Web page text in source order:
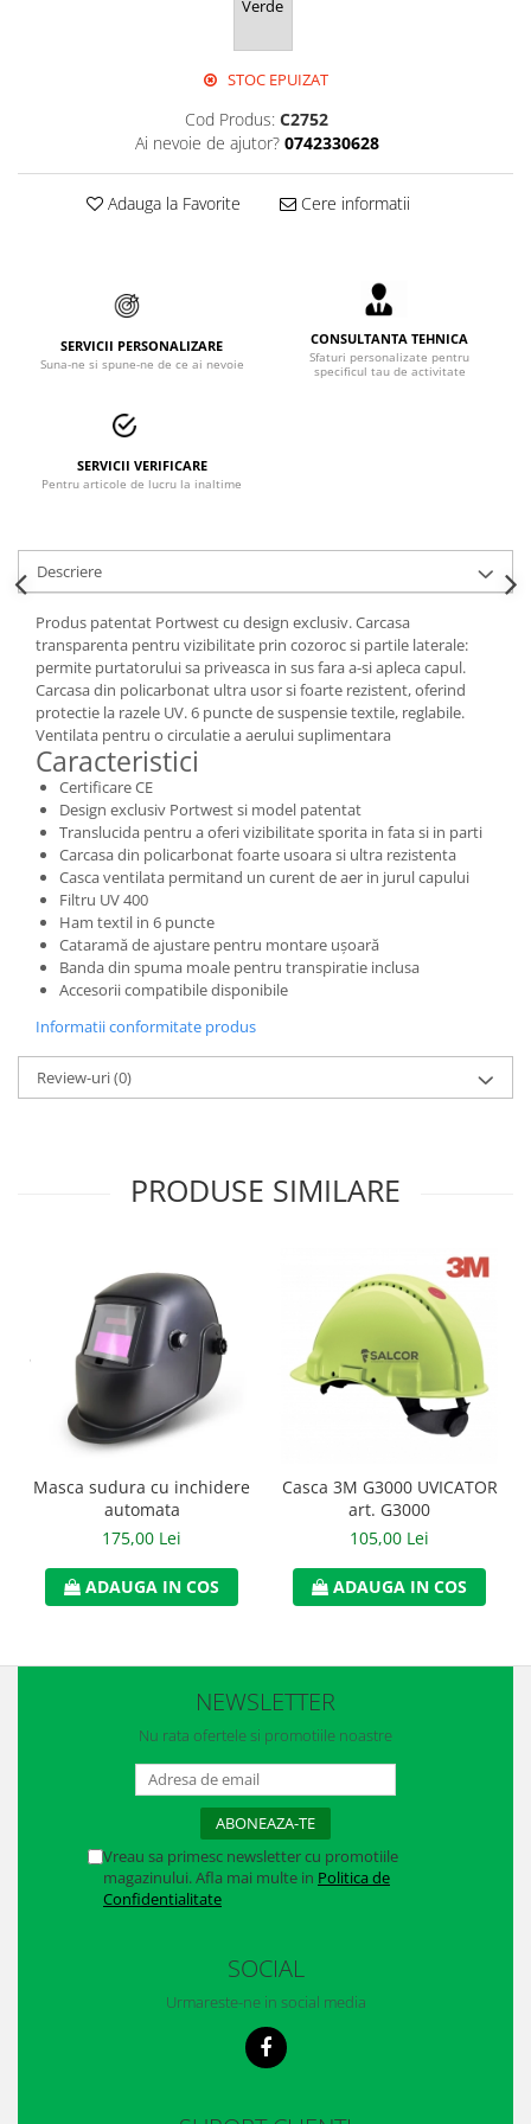
Mijloace de legatura
Puncte de ancorare
Pantofi de protectie
Sandale de protectie
Accesorii
Cizme de protectie
Incaltaminte alba de protectie
Incaltaminte ESD
Pantofi fara protectie
Protectie chimica
Saboti
Manusi
Manecute
Manusi fibre speciale
Manusi fibre speciale impregnate
Manusi latex
Manusi neopren
Manusi tricot impregnat
Manusi zale
Outdoor
Imbracaminte Outdoor
Incaltaminte Outdoor
Curatenie si igiena
Protectia capului
Casti
Protectie auditiva
Verde
STOC EPUIZAT
Cod Produs: C2752
Ai nevoie de ajutor? 0742330628
Adauga la Favorite Cere informatii
SERVICII PERSONALIZARE
Suna-ne si spune-ne de ce ai nevoie
CONSULTANTA TEHNICA
Sfaturi personalizate pentru
specificul tau de activitate
SERVICII VERIFICARE
Pentru articole de lucru la inaltime
Descriere
Produs patentat Portwest cu design exclusiv. Carcasa
transparenta pentru vizibilitate prin cozoroc si partile laterale:
permite purtatorului sa priveasca in sus fara a-si apleca capul.
Carcasa din policarbonat ultra usor si foarte rezistent, oferind
protectie la razele UV. 6 puncte de suspensie textile, reglabile.
Ventilata pentru o circulatie a aerului suplimentara
Caracteristici
Certificare CE
Design exclusiv Portwest si model patentat
Translucida pentru a oferi vizibilitate sporita in fata si in parti
Carcasa din policarbonat foarte usoara si ultra rezistenta
Casca ventilata permitand un curent de aer in jurul capului
Filtru UV 400
Ham textil in 6 puncte
Cataramă de ajustare pentru montare ușoară
Banda din spuma moale pentru transpiratie inclusa
Accesorii compatibile disponibile
Informatii conformitate produs
Review-uri(0)
PRODUSE SIMILARE
Masca sudura cu inchidere
automata
175,00 Lei
ADAUGA IN COS
Casca 3M G3000 UVICATOR
art. G3000
105,00 Lei
ADAUGA IN COS
NEWSLETTER
Nu rata ofertele si promotiile noastre
Vreau sa primesc newsletter cu promotiile
magazinului. Afla mai multe in Politica de
Confidentialitate
SOCIAL
Urmareste-ne in social media